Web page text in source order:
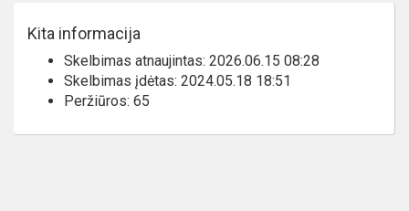
Kita informacija
Skelbimas atnaujintas: 2026.06.15 08:28
Skelbimas įdėtas: 2024.05.18 18:51
Peržiūros: 65